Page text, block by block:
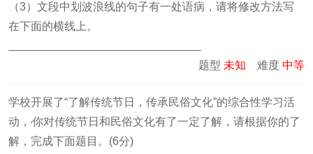
（3）文段中划波浪线的句子有一处语病，请将修改方法写
在下面的横线上。
题型 未知 难度 中等
学校开展了“了解传统节日，传承民俗文化”的综合性学习活
动， 你对传统节日和民俗文化有了一定了解，请根据你的了
解，完成下面题目。(6分)